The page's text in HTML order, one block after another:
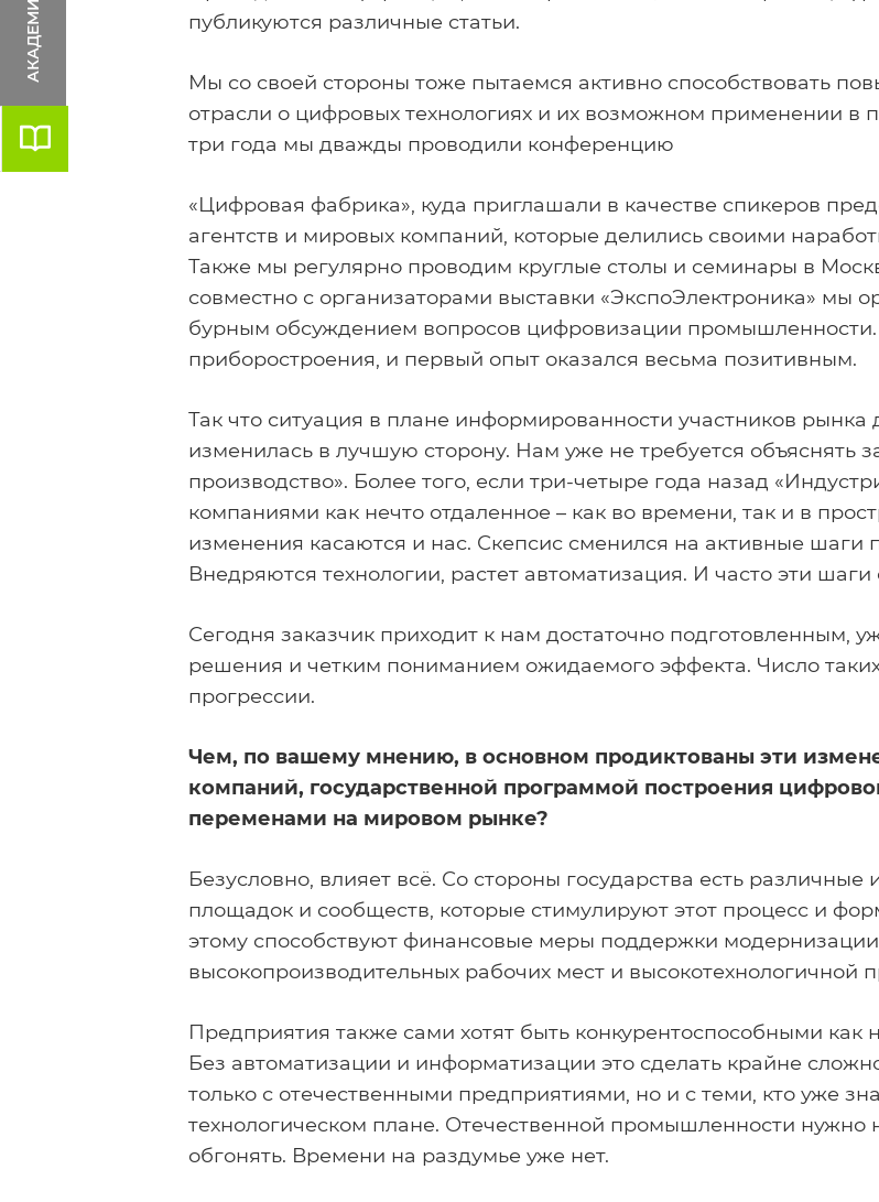
Проектные решения
Линия поверхностного монтажа SMART SMT
Линия выводного монтажа SMART THT Wave
Линия выводного монтажа SMART THT Selective
Линия финишной сборки SMART FAS
Автоматизированное хранение СКЛАД 4.0
Центр управления производством SMART Center
Программно-аналитический комплекс «Умный
Сервисная поддержка
Комплексное обучение
Технологический консалтинг
Сервисное приложение
Академия технологий О нас
О компании
публикуются различные статьи.
Мы со своей стороны тоже пытаемся активно способствовать
отрасли о цифровых технологиях и их возможном применении в
три года мы дважды проводили конференцию
«Цифровая фабрика», куда приглашали в качестве спикеров
агентств и мировых компаний, которые делились своими
Также мы регулярно проводим круглые столы и семинары в
совместно с организаторами выставки «ЭкспоЭлектроника» мы
бурным обсуждением вопросов цифровизации
приборостроения, и первый опыт оказался весьма позитивным.
Так что ситуация в плане информированности участников рынка
изменилась в лучшую сторону. Нам уже не требуется объяснять
производство». Более того, если три-четыре года назад
компаниями как нечто отдаленное – как во времени, так и в
изменения касаются и нас. Скепсис сменился на активные шаги
Внедряются технологии, растет автоматизация. И часто эти
Сегодня заказчик приходит к нам достаточно подготовленным,
решения и четким пониманием ожидаемого эффекта. Число
прогрессии.
Чем, по вашему мнению, в основном продиктованы эти
компаний, государственной программой построения
переменами на мировом рынке?
Безусловно, влияет всё. Со стороны государства есть
площадок и сообществ, которые стимулируют этот процесс и
этому способствуют финансовые меры поддержки модернизации
высокопроизводительных рабочих мест и высокотехнологичной
Предприятия также сами хотят быть конкурентоспособными
Без автоматизации и информатизации это сделать крайне
только с отечественными предприятиями, но и с теми, кто уже
технологическом плане. Отечественной промышленности нужно
обгонять. Времени на раздумье уже нет.